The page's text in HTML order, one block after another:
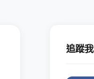
追蹤我